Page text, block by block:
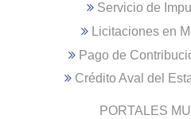
Servicio de
Licitaciones en
Pago de
Crédito Aval del
PORTALES